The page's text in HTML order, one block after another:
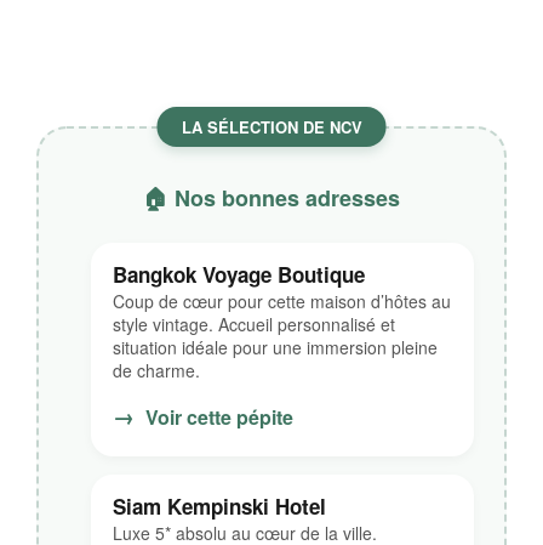
LA SÉLECTION DE NCV
🏠 Nos bonnes adresses
Bangkok Voyage Boutique
Coup de cœur pour cette maison d’hôtes au
style vintage. Accueil personnalisé et
situation idéale pour une immersion pleine
de charme.
→ Voir cette pépite
Siam Kempinski Hotel
Luxe 5* absolu au cœur de la ville.